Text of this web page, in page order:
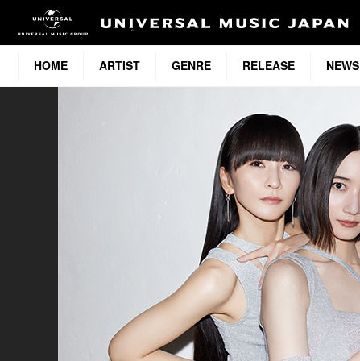
HOME ARTIST GENRE RELEASE NEWS